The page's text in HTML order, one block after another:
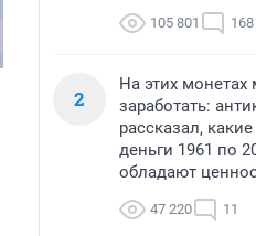
105 801 168
2
На этих
заработать:
рассказал,
деньги 1961 по
обладают
47 220 11